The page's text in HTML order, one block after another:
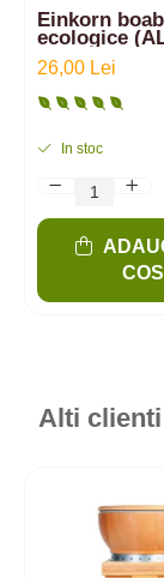
Einkorn
ecologice
1kg
26,00 Lei
In stoc
COS
Alti